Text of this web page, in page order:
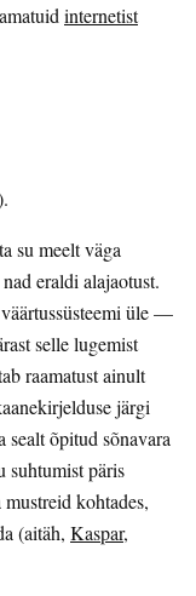
internetist
su meelt väga
eraldi alajaotust.
üle —
selle lugemist
raamatust ainult
järgi
sealt õpitud sõnavara
suhtumist päris
kohtades,
(aitäh, Kaspar,